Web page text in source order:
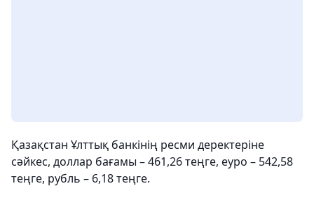
Қазақстан Ұлттық банкінің ресми деректеріне
сәйкес, доллар бағамы – 461,26 теңге, еуро – 542,58
теңге, рубль – 6,18 теңге.